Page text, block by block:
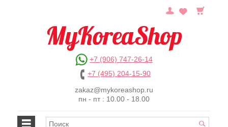
+7 (906) 747-26-14
+7 (495) 204-15-90
zakaz@mykoreashop.ru
пн - пт : 10.00 - 18.00